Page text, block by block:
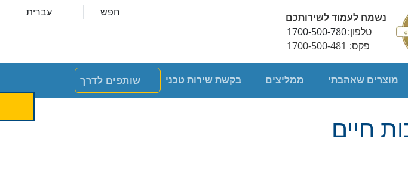
נשמח לעמוד לשירותכם
טלפון:1700-500-780
פקס: 1700-500-481
מוצרים שאהבתי ממליצים בקשת שירות טכני שותפים לדרך
חיים